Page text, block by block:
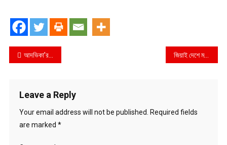
Post
আদভিকা’র ৪র্থ জন্মবার্ষিকী উদযাপন জিয়াই দেশে মদ-জুয়া-উদ্দাম নৃত্য চালু করেছেন: হাছান মাহমুদ
Leave a Reply
Your email address will not be published.
Required fields
are marked *